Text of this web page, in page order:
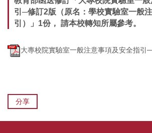
引─修訂2版（原名：學校實驗室一般
引）」1份， 請本校轉知所屬參考。
大專校院實驗室一般注意事項及安全指引
分享